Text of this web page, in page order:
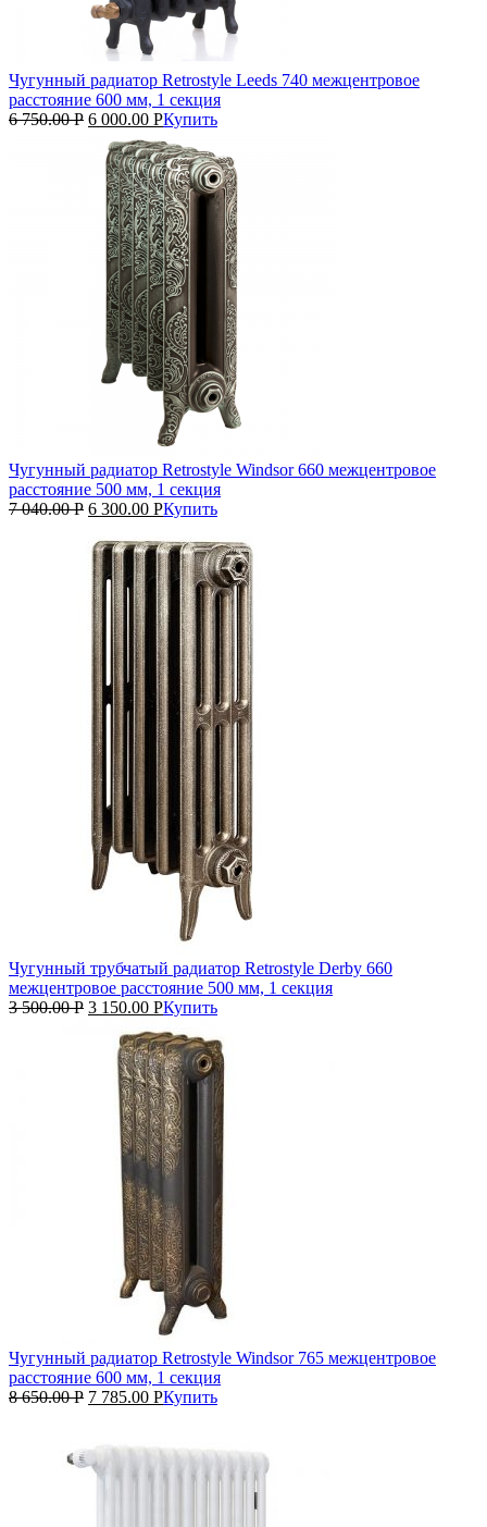
Чугунный радиатор Retrostyle Leeds 740 межцентровое
расстояние 600 мм, 1 секция
6 750.00Р 6 000.00 РКупить
Чугунный радиатор Retrostyle Windsor 660 межцентровое
расстояние 500 мм, 1 секция
7 040.00Р 6 300.00 РКупить
Чугунный трубчатый радиатор Retrostyle Derby 660
межцентровое расстояние 500 мм, 1 секция
3 500.00Р 3 150.00 РКупить
Чугунный радиатор Retrostyle Windsor 765 межцентровое
расстояние 600 мм, 1 секция
8 650.00Р 7 785.00 РКупить